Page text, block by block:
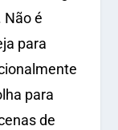
Não é
para
para
de